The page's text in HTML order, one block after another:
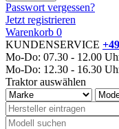
Passwort vergessen?
Jetzt registrieren
Warenkorb 0
KUNDENSERVICE
Mo-Do: 07.30 - 12.00
Mo-Do: 12.30 - 16.30
Traktor auswählen